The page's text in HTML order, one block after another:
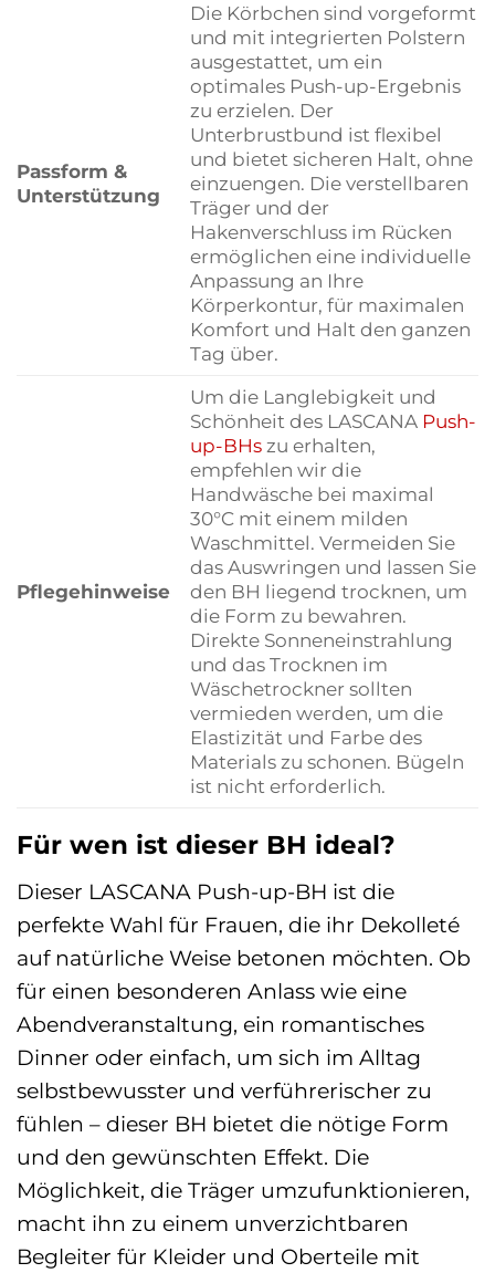
Passform &
Unterstützung
Die Körbchen sind vorgeformt
und mit integrierten Polstern
ausgestattet, um ein
optimales Push-up-Ergebnis
zu erzielen. Der
Unterbrustbund ist flexibel
und bietet sicheren Halt, ohne
einzuengen. Die verstellbaren
Träger und der
Hakenverschluss im Rücken
ermöglichen eine individuelle
Anpassung an Ihre
Körperkontur, für maximalen
Komfort und Halt den ganzen
Tag über.
Pflegehinweise
Um die Langlebigkeit und
Schönheit des LASCANA Push-
up-BHszu erhalten,
empfehlen wir die
Handwäsche bei maximal
30°C mit einem milden
Waschmittel. Vermeiden Sie
das Auswringen und lassen Sie
den BH liegend trocknen, um
die Form zu bewahren.
Direkte Sonneneinstrahlung
und das Trocknen im
Wäschetrockner sollten
vermieden werden, um die
Elastizität und Farbe des
Materials zu schonen. Bügeln
ist nicht erforderlich.
Für wen ist dieser BH ideal?
Dieser LASCANA Push-up-BH ist die
perfekte Wahl für Frauen, die ihr Dekolleté
auf natürliche Weise betonen möchten. Ob
für einen besonderen Anlass wie eine
Abendveranstaltung, ein romantisches
Dinner oder einfach, um sich im Alltag
selbstbewusster und verführerischer zu
fühlen – dieser BH bietet die nötige Form
und den gewünschten Effekt. Die
Möglichkeit, die Träger umzufunktionieren,
macht ihn zu einem unverzichtbaren
Begleiter für Kleider und Oberteile mit